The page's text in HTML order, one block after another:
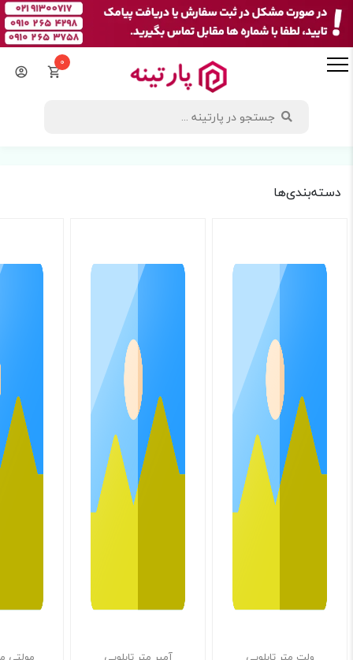
0
دسته‌بندی‌ها